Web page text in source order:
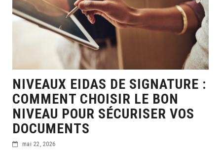
NIVEAUX EIDAS DE SIGNATURE :
COMMENT CHOISIR LE BON
NIVEAU POUR SÉCURISER VOS
DOCUMENTS
mai 22, 2026